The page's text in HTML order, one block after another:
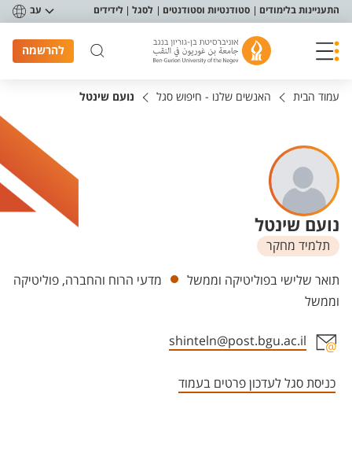
תפריט נגישות
התעניינות בלימודים סטודנטיות וסטודנטים לסגל לידידים עב
להרשמה
עמוד הבית האנשים שלנו - חיפוש סגל נועם שינטל
נועם שינטל
תלמיד מחקר
יחידות
תואר שלישי בפוליטיקה וממשל
מדעי הרוח והחברה, פוליטיקה
וממשל
shinteln@post.bgu.ac.il
כניסת סגל לעדכון פרטים בעמוד